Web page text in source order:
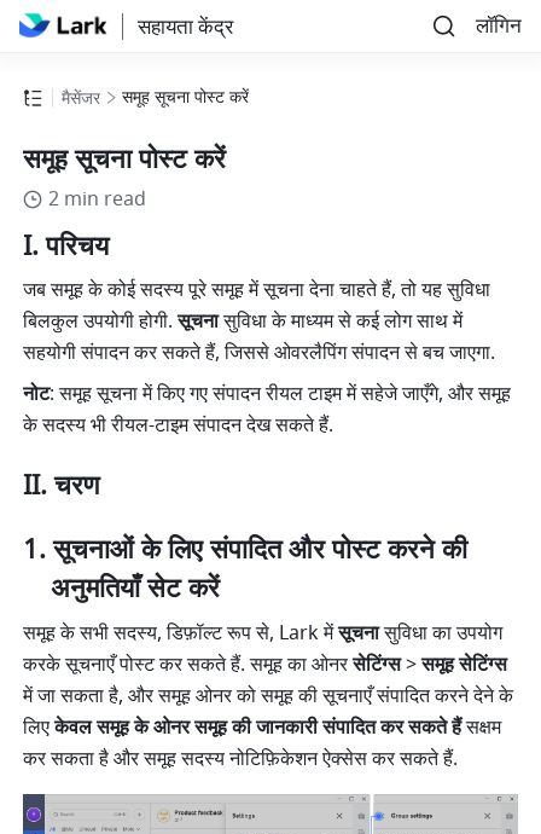
सहायता केंद्र लॉगिन
मैसेंजर समूह सूचना पोस्ट करें
समूह सूचना पोस्ट करें
2 min read
I. परिचय
जब समूह के कोई सदस्य पूरे समूह में सूचना देना चाहते हैं, तो यह सुविधा
बिलकुल उपयोगी होगी. सूचना सुविधा के माध्यम से कई लोग साथ में
सहयोगी संपादन कर सकते हैं, जिससे ओवरलैपिंग संपादन से बच जाएगा.
नोट: समूह सूचना में किए गए संपादन रीयल टाइम में सहेजे जाएँगे, और समूह
के सदस्य भी रीयल-टाइम संपादन देख सकते हैं.
II. चरण
सूचनाओं के लिए संपादित और पोस्ट करने की
अनुमतियाँ सेट करें
समूह के सभी सदस्य, डिफ़ॉल्ट रूप से, Lark में सूचना सुविधा का उपयोग
करके सूचनाएँ पोस्ट कर सकते हैं. समूह का ओनर सेटिंग्स > समूह सेटिंग्स
में जा सकता है, और समूह ओनर को समूह की सूचनाएँ संपादित करने देने के
लिए केवल समूह के ओनर समूह की जानकारी संपादित कर सकते हैं सक्षम
कर सकता है और समूह सदस्य नोटिफ़िकेशन ऐक्सेस कर सकते हैं.